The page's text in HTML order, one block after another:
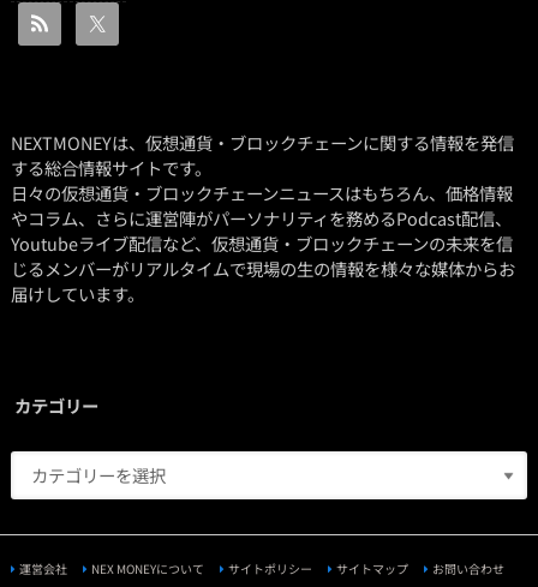
NEXTMONEYは、仮想通貨・ブロックチェーンに関する情報を発信
する総合情報サイトです。
日々の仮想通貨・ブロックチェーンニュースはもちろん、価格情報
やコラム、さらに運営陣がパーソナリティを務めるPodcast配信、
Youtubeライブ配信など、仮想通貨・ブロックチェーンの未来を信
じるメンバーがリアルタイムで現場の生の情報を様々な媒体からお
届けしています。
カテゴリー
運営会社 NEX MONEYについて サイトポリシー サイトマップ お問い合わせ